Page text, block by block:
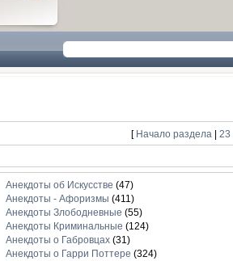
[ Начало раздела |23
Анекдоты об Искусстве (47)
Анекдоты - Афоризмы (411)
Анекдоты Злободневные (55)
Анекдоты Криминальные (124)
Анекдоты о Габровцах(31)
Анекдоты о Гарри Поттере (324)